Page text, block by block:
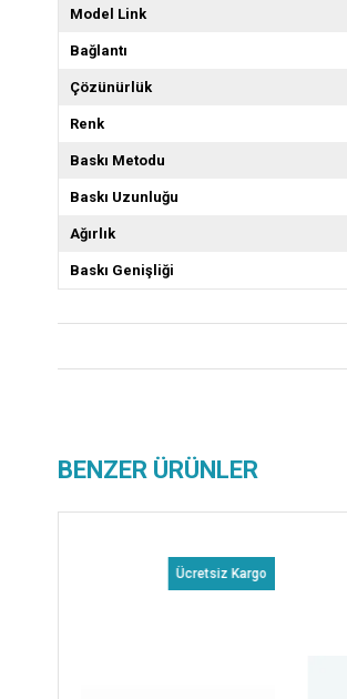
Model Link
Bağlantı
Çözünürlük
Renk
Baskı Metodu
Baskı Uzunluğu
Ağırlık
Baskı Genişliği
BENZER ÜRÜNLER